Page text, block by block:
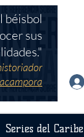
Series del Caribe
béisbol
sus